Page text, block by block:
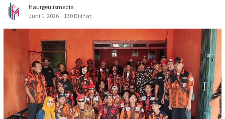
Haurgeulismedia
Juni 1, 2026
130 Dilihat